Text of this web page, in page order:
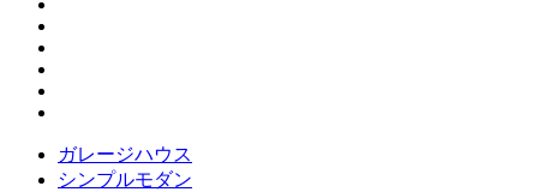
ガレージハウス
シンプルモダン